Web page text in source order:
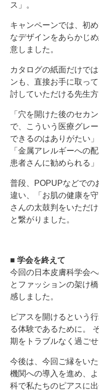
ス」。
キャンペーンでは、初
なデザインをあらかじ
意しました。
カタログの紙面だけで
ンも、直接お手に取っ
討していただける先生
「穴を開けた後のセカ
で、こういう医療グレ
できるのはありがたい」
「金属アレルギーへの
患者さんに勧められる
普段、POPUPなどでの
違い、「お肌の健康を
さんの太鼓判をいただ
と繋がりました。
■ 学会を終えて
今回の日本皮膚科学会
とファッションの架け
感しました。
ピアスを開けるという
る体験であるために。
期をトラブルなく過ごせ
今後は、今回ご縁をい
機関への導入を進め、
科で私たちのピアスに